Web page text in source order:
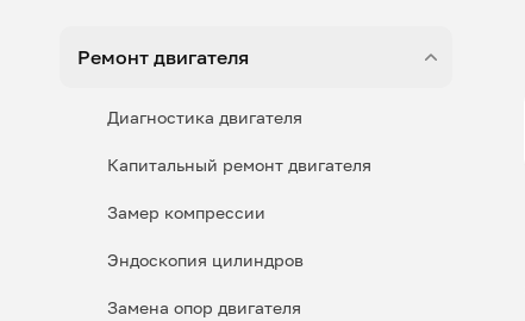
Ремонт двигателя
Диагностика двигателя
Капитальный ремонт двигателя
Замер компрессии
Эндоскопия цилиндров
Замена опор двигателя